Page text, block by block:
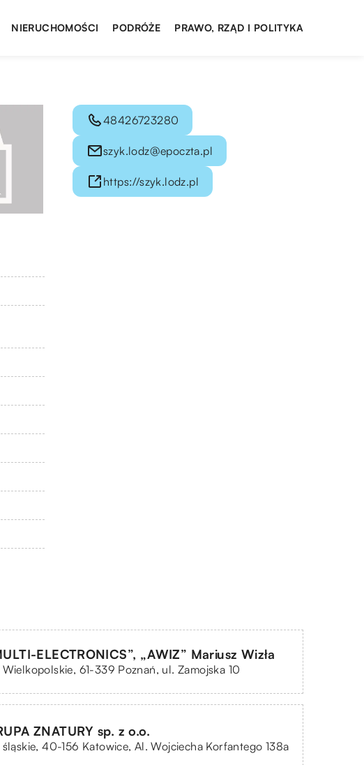
NIERUCHOMOŚCI PODRÓŻE PRAWO, RZĄD I POLITYKA
48426723280
szyk.lodz@epoczta.pl
https://szyk.lodz.pl
ELECTRONICS”, „AWIZ” Mariusz Wizła
Wielkopolskie, 61-339 Poznań, ul. Zamojska 10
ZNATURY sp. z o.o.
śląskie, 40-156 Katowice, Al. Wojciecha Korfantego 138a